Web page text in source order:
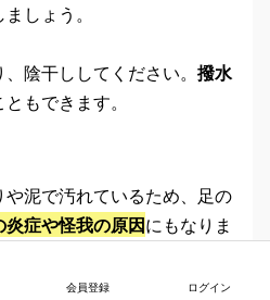
会員登録 ログイン
しょう。
陰干ししてください。 撥水
ともできます。
泥で汚れているため、足の
炎症や怪我の原因にもなりま